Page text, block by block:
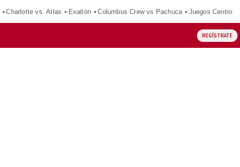
Charlotte vs. Atlas Exatlón Columbus Crew vs Pachuca Juegos
REGÍSTRATE